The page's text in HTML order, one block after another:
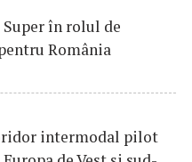
în rolul de
România
intermodal pilot